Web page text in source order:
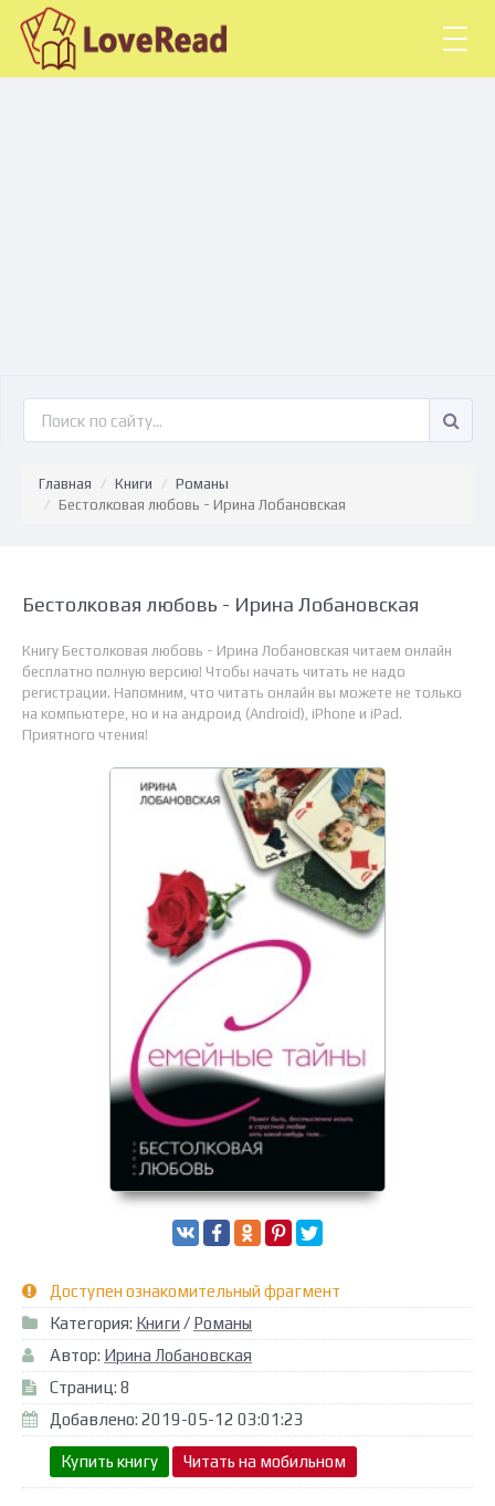
Главная Книги
Романы
Бестолковая любовь - Ирина Лобановская
Бестолковая любовь - Ирина Лобановская
Книгу Бестолковая любовь - Ирина Лобановская читаем онлайн
бесплатно полную версию! Чтобы начать читать не надо
регистрации. Напомним, что читать онлайн вы можете не только
на компьютере, но и на андроид (Android), iPhone и iPad.
Приятного чтения!
Доступен ознакомительный фрагмент
Категория: Книги / Романы
Автор: Ирина Лобановская
Страниц: 8
Добавлено: 2019-05-12 03:01:23
Купить книгу Читать на мобильном